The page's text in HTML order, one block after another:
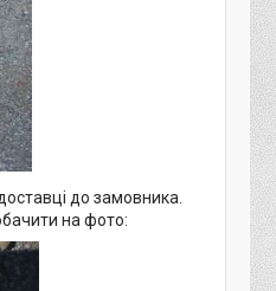
до замовника.
на фото: